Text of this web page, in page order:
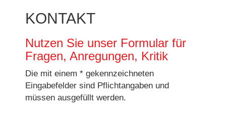
KONTAKT
Nutzen Sie unser Formular für
Fragen, Anregungen, Kritik
Die mit einem * gekennzeichneten
Eingabefelder sind Pflichtangaben und
müssen ausgefüllt werden.